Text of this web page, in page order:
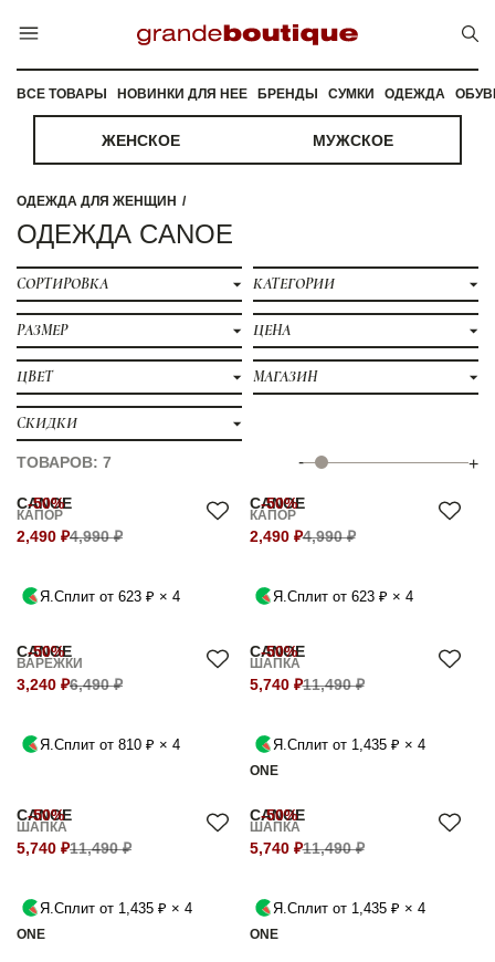
ВСЕ ТОВАРЫ НОВИНКИ ДЛЯ НЕЕ БРЕНДЫ СУМКИ ОДЕЖДА
ЖЕНСКОЕ МУЖСКОЕ
ОДЕЖДА ДЛЯ ЖЕНЩИН
ОДЕЖДА CANOE
СОРТИРОВКА КАТЕГОРИИ
РАЗМЕР ЦЕНА
ЦВЕТ МАГАЗИН
СКИДКИ
ТОВАРОВ: 7 - +
-50%
CANOE
КАПОР
2,490 ₽4,990 ₽
Я.Сплит от 623 ₽ × 4
-50%
CANOE
КАПОР
2,490 ₽4,990 ₽
Я.Сплит от 623 ₽ × 4
-50%
CANOE
ВАРЕЖКИ
3,240 ₽6,490 ₽
Я.Сплит от 810 ₽ × 4
-50%
CANOE
ШАПКА
5,740 ₽11,490 ₽
Я.Сплит от 1,435 ₽ × 4
ONE
-50%
CANOE
ШАПКА
5,740 ₽11,490 ₽
Я.Сплит от 1,435 ₽ × 4
ONE
-50%
CANOE
ШАПКА
5,740 ₽11,490 ₽
Я.Сплит от 1,435 ₽ × 4
ONE